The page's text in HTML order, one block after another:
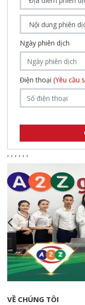
Ngày phiên dịch
Điện thoại (Yêu cầu
, , , , , ,
VỀ CHÚNG TÔI